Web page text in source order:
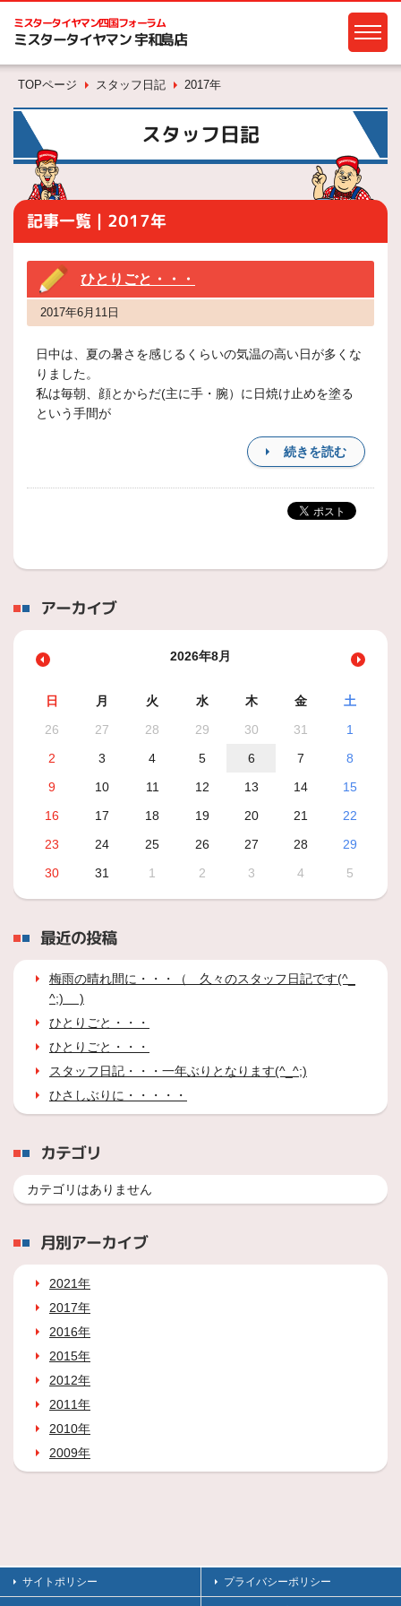
ミスタータイヤマン四国フォーラム
ミスタータイヤマン 宇和島店
TOPページ スタッフ日記 2017年
スタッフ日記
記事一覧｜2017年
ひとりごと・・・
2017年6月11日
日中は、夏の暑さを感じるくらいの気温の高い日が多くな
りました。
私は毎朝、顔とからだ(主に手・腕）に日焼け止めを塗る
という手間が
続きを読む
アーカイブ
2026年8月
日 月 火 水 木 金
土
26
27 28 29 30 31
1
2
3 4 5 6 7
8
9
10 11 12 13 14
15
16
17 18 19 20 21
22
23
24 25 26 27 28
29
30
31 1 2 3 4 5
最近の投稿
梅雨の晴れ間に・・・（ 久々のスタッフ日記です(^_
^;) )
ひとりごと・・・
ひとりごと・・・
スタッフ日記・・・一年ぶりとなります(^_^;)
ひさしぶりに・・・・・
カテゴリ
カテゴリはありません
月別アーカイブ
2021年
2017年
2016年
2015年
2012年
2011年
2010年
2009年
サイトポリシー プライバシーポリシー